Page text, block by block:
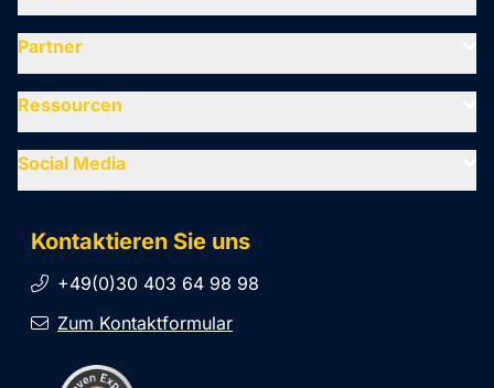
Kontaktieren Sie uns
+49(0)30 403 64 98 98
Zum Kontaktformular
Partner
Ressourcen
Social Media